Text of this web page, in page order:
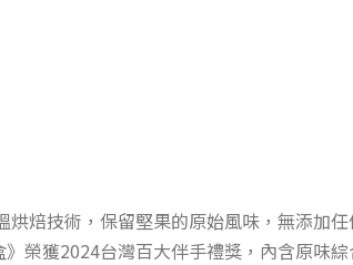
焙技術，保留堅果的原始風味，無添加
榮獲2024台灣百大伴手禮獎，內含原味